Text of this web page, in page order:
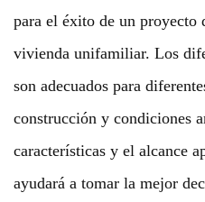
para el éxito de un proyecto
vivienda unifamiliar. Los
son adecuados para
construcción y condiciones
características y el alcance
ayudará a tomar la mejor